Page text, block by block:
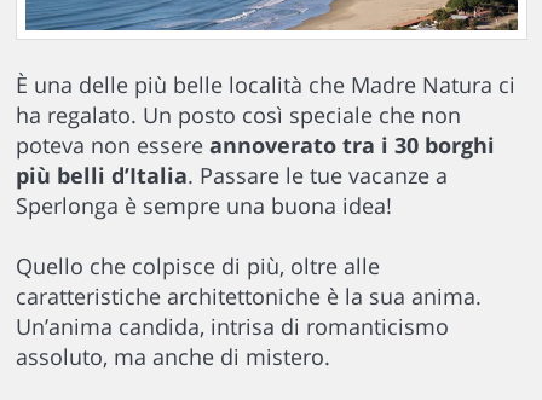
È una delle più belle località che Madre Natura ci
ha regalato. Un posto così speciale che non
poteva non essere annoverato tra i 30 borghi
più belli d’Italia. Passare le tue vacanze a
Sperlonga è sempre una buona idea!
Quello che colpisce di più, oltre alle
caratteristiche architettoniche è la sua anima.
Un’anima candida, intrisa di romanticismo
assoluto, ma anche di mistero.